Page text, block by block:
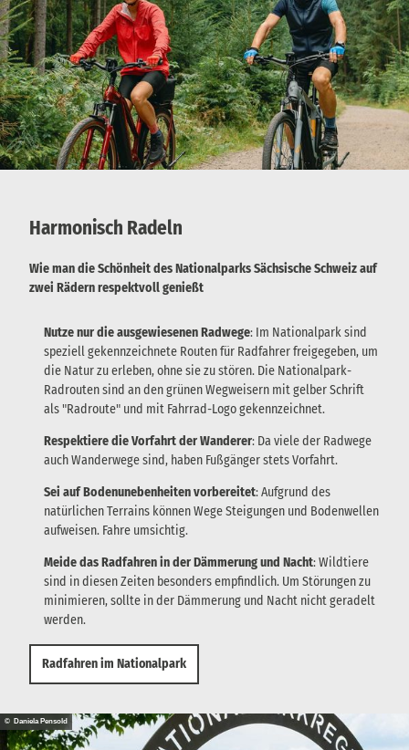
© Daniela Pensold
Harmonisch Radeln
Wie man die Schönheit des Nationalparks Sächsische Schweiz auf
zwei Rädern respektvoll genießt
Nutze nur die ausgewiesenen Radwege: Im Nationalpark sind
speziell gekennzeichnete Routen für Radfahrer freigegeben, um
die Natur zu erleben, ohne sie zu stören. Die Nationalpark-
Radrouten sind an den grünen Wegweisern mit gelber Schrift
als "Radroute" und mit Fahrrad-Logo gekennzeichnet.
Respektiere die Vorfahrt der Wanderer: Da viele der Radwege
auch Wanderwege sind, haben Fußgänger stets Vorfahrt.
Sei auf Bodenunebenheiten vorbereitet: Aufgrund des
natürlichen Terrains können Wege Steigungen und Bodenwellen
aufweisen. Fahre umsichtig.
Meide das Radfahren in der Dämmerung und Nacht: Wildtiere
sind in diesen Zeiten besonders empfindlich. Um Störungen zu
minimieren, sollte in der Dämmerung und Nacht nicht geradelt
werden.
Radfahren im Nationalpark